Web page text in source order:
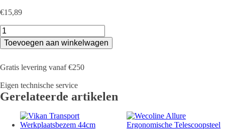
€15,89
Betra
Zaalveger
Kokos
met
Steelbevestiging
aantal
Toevoegen aan winkelwagen
Gratis levering vanaf €250
Eigen technische service
Gerelateerde artikelen